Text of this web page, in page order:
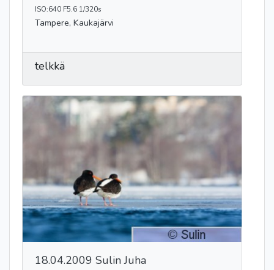
ISO:640 F5.6 1/320s
Tampere, Kaukajärvi
telkkä
18.04.2009 Sulin Juha